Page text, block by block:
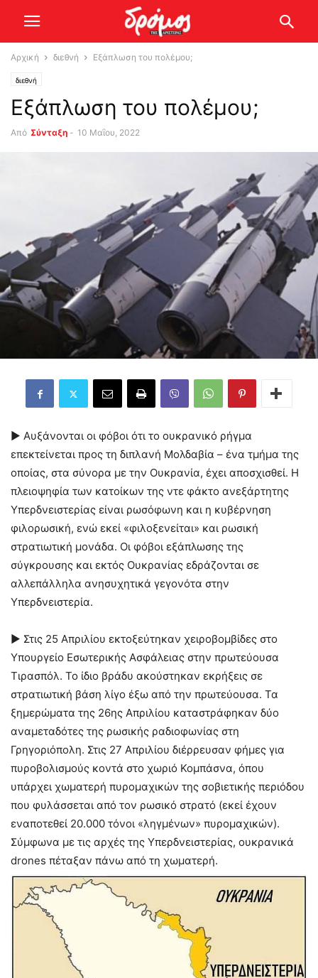
Αρχική διεθνή Εξάπλωση του πολέμου;
διεθνή
Εξάπλωση του πολέμου;
Από Σύνταξη - 10 Μαΐου, 2022
► Αυξάνονται οι φόβοι ότι το ουκρανικό ρήγμα
επεκτείνεται προς τη διπλανή Μολδαβία – ένα τμήμα της
οποίας, στα σύνορα με την Ουκρανία, έχει αποσχισθεί. Η
πλειοψηφία των κατοίκων της ντε φάκτο ανεξάρτητης
Υπερδνειστερίας είναι ρωσόφωνη και η κυβέρνηση
φιλορωσική, ενώ εκεί «φιλοξενείται» και ρωσική
στρατιωτική μονάδα. Οι φόβοι εξάπλωσης της
σύγκρουσης και εκτός Ουκρανίας εδράζονται σε
αλλεπάλληλα ανησυχητικά γεγονότα στην
Υπερδνειστερία.
► Στις 25 Απριλίου εκτοξεύτηκαν χειροβομβίδες στο
Υπουργείο Εσωτερικής Ασφάλειας στην πρωτεύουσα
Τιρασπόλ. Το ίδιο βράδυ ακούστηκαν εκρήξεις σε
στρατιωτική βάση λίγο έξω από την πρωτεύουσα. Τα
ξημερώματα της 26ης Απριλίου καταστράφηκαν δύο
αναμεταδότες της ρωσικής ραδιοφωνίας στη
Γρηγοριόπολη. Στις 27 Απριλίου διέρρευσαν φήμες για
πυροβολισμούς κοντά στο χωριό Κομπάσνα, όπου
υπάρχει χωματερή πυρομαχικών της σοβιετικής περιόδου
που φυλάσσεται από τον ρωσικό στρατό (εκεί έχουν
εναποτεθεί 20.000 τόνοι «ληγμένων» πυρομαχικών).
Σύμφωνα με τις αρχές της Υπερδνειστερίας, ουκρανικά
drones πέταξαν πάνω από τη χωματερή.